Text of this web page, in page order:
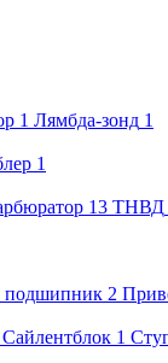
1 Лямбда-зонд 1
1
13 ТНВД
подшипник 2
Сайлентблок 1